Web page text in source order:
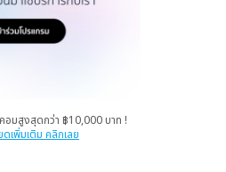
อมสูงสุดกว่า ฿10,000 บาท !
ดเพิ่มเติม คลิกเลย